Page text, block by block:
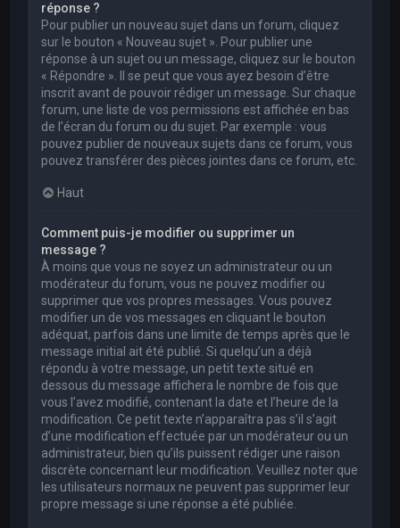
réponse ?
Pour publier un nouveau sujet dans un forum, cliquez
sur le bouton « Nouveau sujet ». Pour publier une
réponse à un sujet ou un message, cliquez sur le bouton
« Répondre ». Il se peut que vous ayez besoin d’être
inscrit avant de pouvoir rédiger un message. Sur chaque
forum, une liste de vos permissions est affichée en bas
de l’écran du forum ou du sujet. Par exemple : vous
pouvez publier de nouveaux sujets dans ce forum, vous
pouvez transférer des pièces jointes dans ce forum, etc.
Haut
Comment puis-je modifier ou supprimer un
message ?
À moins que vous ne soyez un administrateur ou un
modérateur du forum, vous ne pouvez modifier ou
supprimer que vos propres messages. Vous pouvez
modifier un de vos messages en cliquant le bouton
adéquat, parfois dans une limite de temps après que le
message initial ait été publié. Si quelqu’un a déjà
répondu à votre message, un petit texte situé en
dessous du message affichera le nombre de fois que
vous l’avez modifié, contenant la date et l’heure de la
modification. Ce petit texte n’apparaîtra pas s’il s’agit
d’une modification effectuée par un modérateur ou un
administrateur, bien qu’ils puissent rédiger une raison
discrète concernant leur modification. Veuillez noter que
les utilisateurs normaux ne peuvent pas supprimer leur
propre message si une réponse a été publiée.